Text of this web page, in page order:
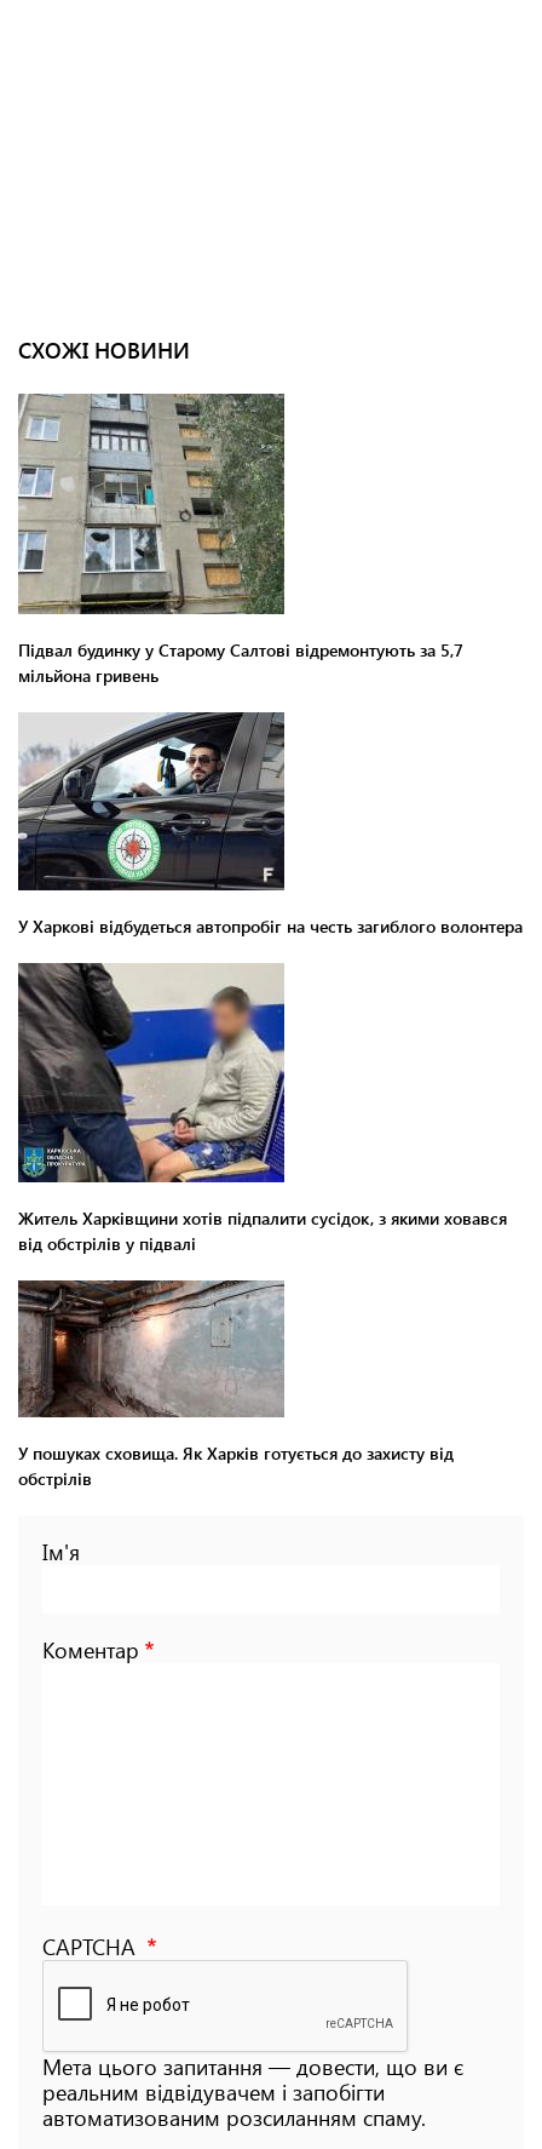
СХОЖІ НОВИНИ
Підвал будинку у Старому Салтові відремонтують за 5,7
мільйона гривень
У Харкові відбудеться автопробіг на честь загиблого волонтера
Житель Харківщини хотів підпалити сусідок, з якими ховався
від обстрілів у підвалі
У пошуках сховища. Як Харків готується до захисту від
обстрілів
Ім'я
Коментар
CAPTCHA
Мета цього запитання — довести, що ви є
реальним відвідувачем і запобігти
автоматизованим розсиланням спаму.